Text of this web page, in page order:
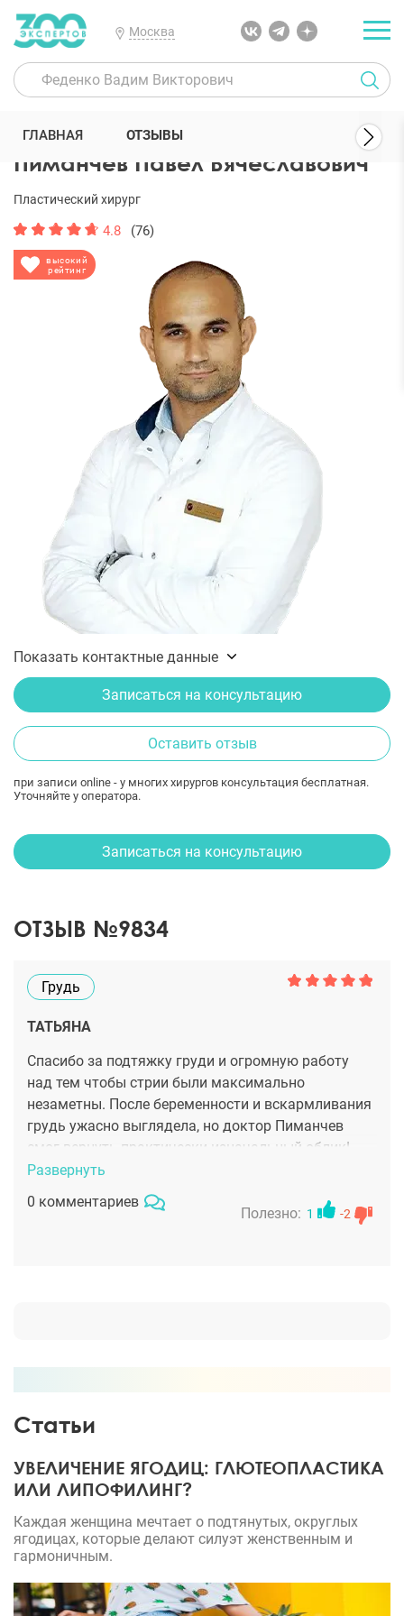
Москва
300 Экспертов Пластические хирурги Пиманчев Павел
Пиманчев Павел Вячеславович
высокий
рейтинг
Пластический хирург
4.8 (76)
Показать контактные данные
Записаться на консультацию
Оставить отзыв
при записи online - у многих хирургов консультация бесплатная.
Уточняйте у оператора.
ГЛАВНАЯ ОТЗЫВЫ
Записаться на консультацию
ОТЗЫВ №9834
Грудь
ТАТЬЯНА
Спасибо за подтяжку груди и огромную работу
над тем чтобы стрии были максимально
незаметны. После беременности и вскармливания
грудь ужасно выглядела, но доктор Пиманчев
смог вернуть практически изначальный облик!
Развернуть
0 комментариев
Полезно: 1 -2
Статьи
УВЕЛИЧЕНИЕ ЯГОДИЦ: ГЛЮТЕОПЛАСТИКА
ИЛИ ЛИПОФИЛИНГ?
Каждая женщина мечтает о подтянутых, округлых
ягодицах, которые делают силуэт женственным и
гармоничным.